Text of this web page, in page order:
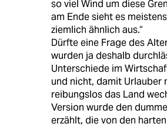
so viel Wind um diese
am Ende sieht es
ziemlich ähnlich aus.“
Dürfte eine Frage des
wurden ja deshalb
Unterschiede im
und nicht, damit Urlauber
reibungslos das Land
Version wurde den
erzählt, die von den